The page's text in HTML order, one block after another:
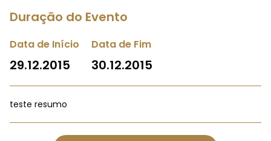
Duração do Evento
Data de Início
29.12.2015
Data de Fim
30.12.2015
teste resumo